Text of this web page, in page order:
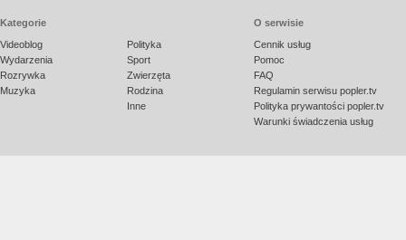
Kategorie
Videoblog
Wydarzenia
Rozrywka
Muzyka
Polityka
Sport
Zwierzęta
Rodzina
Inne
O serwisie
Cennik usług
Pomoc
FAQ
Regulamin serwisu popler.tv
Polityka prywantości popler.tv
Warunki świadczenia usług